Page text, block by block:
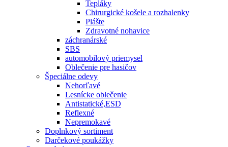
Tepláky
Chirurgické košele a rozhalenky
Plášte
Zdravotné nohavice
záchranárské
SBS
automobilový priemysel
Oblečenie pre hasičov
Špeciálne odevy
Nehorľavé
Lesnícke oblečenie
Antistatické,ESD
Reflexné
Nepremokavé
Doplnkový sortiment
Darčekové poukážky